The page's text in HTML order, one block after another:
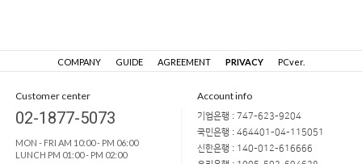
COMPANY GUIDE AGREEMENT PRIVACY PCver.
Customer center
02-1877-5073
MON - FRI AM 10:00 - PM 06:00
LUNCH PM 01:00 - PM 02:00
Account info
기업은행 : 747-623-9204
국민은행 : 464401-04-115051
신한은행 : 140-012-616666